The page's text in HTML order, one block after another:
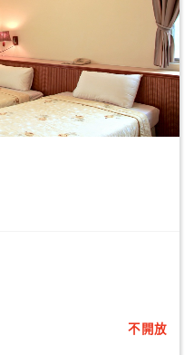
不開放